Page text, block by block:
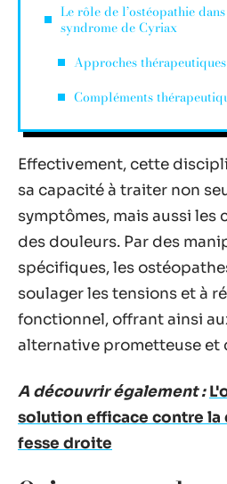
Le rôle de l’ostéopathie
syndrome de Cyriax
Approches thérapeutiques
Compléments
Effectivement, cette
sa capacité à traiter non
symptômes, mais aussi les
des douleurs. Par des
spécifiques, les
soulager les tensions et à
fonctionnel, offrant ainsi
alternative prometteuse et
A découvrir également :
solution efficace contre la
fesse droite